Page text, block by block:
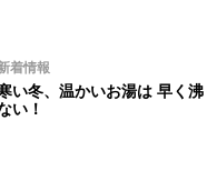
着情報
い冬、温かいお湯は 早く
い！